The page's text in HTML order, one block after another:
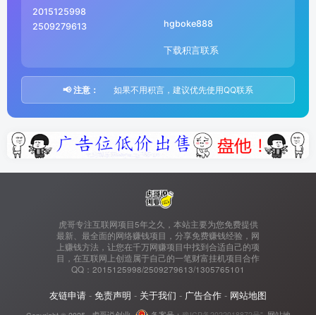
2015125998
2509279613
hgboke888
下载积言联系
📢 注意： 如果不用积言，建议优先使用QQ联系
虎哥专注互联网项目5年之久，本站主要为您免费提供
最新、最全面的网络赚钱项目，分享免费赚钱经验，网
上赚钱方法，让您在千万网赚项目中找到合适自己的项
目，在互联网上创造属于自己的一笔财富挂机项目合作
QQ：2015125998/2509279613/1305765101
友链申请 - 免责声明 - 关于我们 - 广告合作 - 网站地图